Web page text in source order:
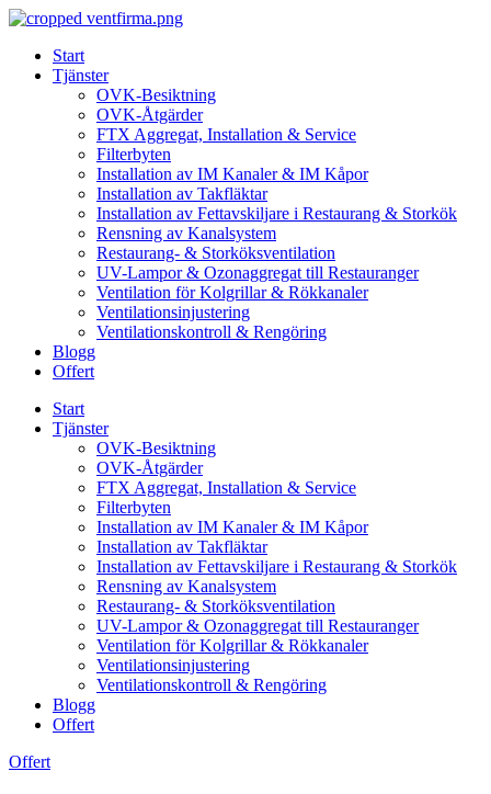
Skip
contentStart
Tjänster
OVK-Besiktning
OVK-Åtgärder
FTX Aggregat, Installation & Service
Filterbyten
Installation av IM Kanaler & IM Kåpor
Installation av Takfläktar
Installation av Fettavskiljare i Restaurang & Storkök
Rensning av Kanalsystem
Restaurang- & Storköksventilation
UV-Lampor & Ozonaggregat till Restauranger
Ventilation för Kolgrillar & Rökkanaler
Ventilationsinjustering
Ventilationskontroll & Rengöring
Blogg
Offert
Start
Tjänster
OVK-Besiktning
OVK-Åtgärder
FTX Aggregat, Installation & Service
Filterbyten
Installation av IM Kanaler & IM Kåpor
Installation av Takfläktar
Installation av Fettavskiljare i Restaurang & Storkök
Rensning av Kanalsystem
Restaurang- & Storköksventilation
UV-Lampor & Ozonaggregat till Restauranger
Ventilation för Kolgrillar & Rökkanaler
Ventilationsinjustering
Ventilationskontroll & Rengöring
Blogg
Offert
Offert